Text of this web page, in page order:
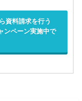
資料請求を行う
ンペーン実施中で